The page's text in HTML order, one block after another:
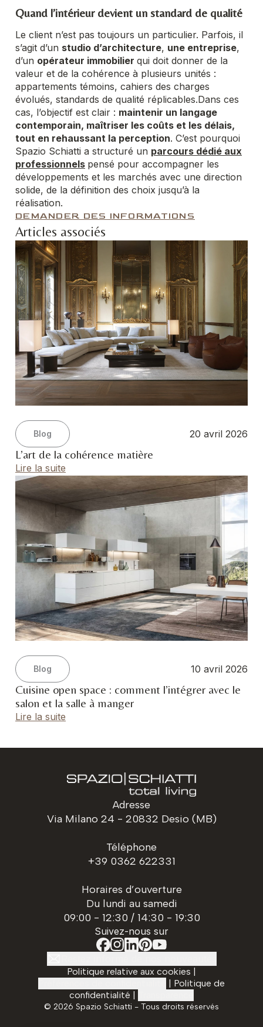
Quand l’intérieur devient un standard de qualité
Le client n’est pas toujours un particulier. Parfois, il
s’agit d’un studio d’architecture, une entreprise,
d’un opérateur immobilier qui doit donner de la
valeur et de la cohérence à plusieurs unités :
appartements témoins, cahiers des charges
évolués, standards de qualité réplicables.Dans ces
cas, l’objectif est clair : maintenir un langage
contemporain, maîtriser les coûts et les délais,
tout en rehaussant la perception. C’est pourquoi
Spazio Schiatti a structuré un parcours dédié aux
professionnels pensé pour accompagner les
développements et les marchés avec une direction
solide, de la définition des choix jusqu’à la
réalisation.
DEMANDER DES INFORMATIONS
Articles associés
Blog 20 avril 2026
L’art de la cohérence matière
Lire la suite
Blog 10 avril 2026
Cuisine open space : comment l’intégrer avec le
salon et la salle à manger
Lire la suite
Adresse
Via Milano 24 - 20832 Desio (MB)
Téléphone
+39 0362 622331
Horaires d’ouverture
Du lundi au samedi
09:00 - 12:30 / 14:30 - 19:30
Suivez-nous sur
Politique relative aux cookies |
| Politique de
confidentialité |
© 2026 Spazio Schiatti - Tous droits réservés